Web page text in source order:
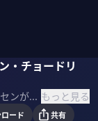
・チョードリ
EXIT・りんたろー。と国山ハセンが株・保険・住宅など資産運用にまつわるスキルセットを学ぶ。今回はサチン・チョードリー氏から新NISAにオススメのインド株銘柄を学ぶ もっと見る
） 国山ハセン
ード 共有